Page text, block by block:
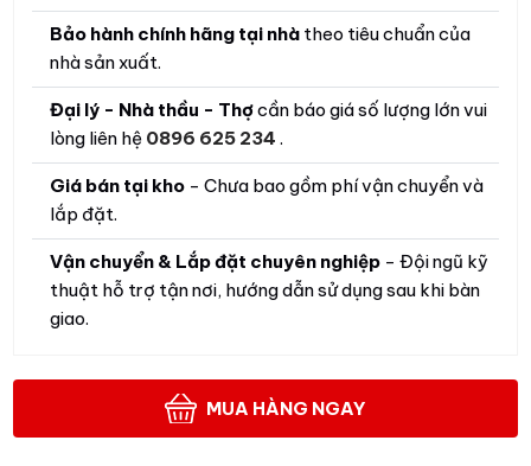
Bảo hành chính hãng tại nhà theo tiêu chuẩn của
nhà sản xuất.
Đại lý - Nhà thầu - Thợcần báo giá số lượng lớn vui
lòng liên hệ 0896 625 234.
Giá bán tại kho - Chưa bao gồm phí vận chuyển và
lắp đặt.
Vận chuyển & Lắp đặt chuyên nghiệp - Đội ngũ kỹ
thuật hỗ trợ tận nơi, hướng dẫn sử dụng sau khi bàn
giao.
MUA HÀNG NGAY